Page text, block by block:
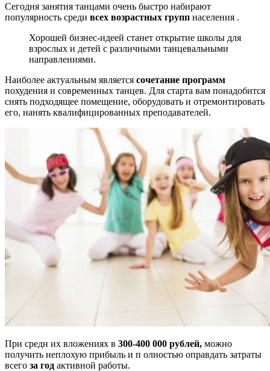
Сегодня занятия танцами очень быстро набирают
популярность среди всех возрастных групп населения .
Хорошей бизнес-идеей станет открытие школы для
взрослых и детей с различными танцевальными
направлениями.
Наиболее актуальным является сочетание программ
похудения и современных танцев. Для старта вам понадобится
снять подходящее помещение, оборудовать и отремонтировать
его, нанять квалифицированных преподавателей.
При средн их вложениях в 300-400 000 рублей, можно
получить неплохую прибыль и п олностью оправдать затраты
всего за год активной работы.